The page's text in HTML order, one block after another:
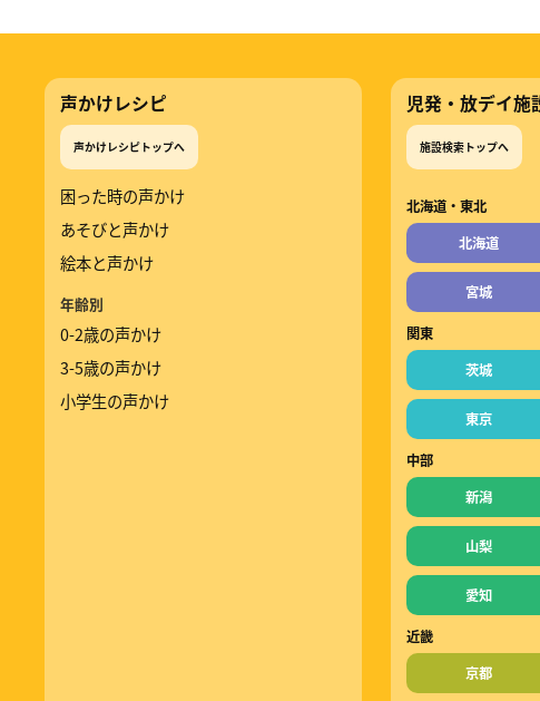
声かけレシピ
声かけレシピトップへ
困った時の声かけ
あそびと声かけ
絵本と声かけ
年齢別
0-2歳の声かけ
3-5歳の声かけ
小学生の声かけ
児発・放デイ施
施設検索トップへ
北海道・東北
北海道
宮城
関東
茨城
東京
中部
新潟
山梨
愛知
近畿
京都